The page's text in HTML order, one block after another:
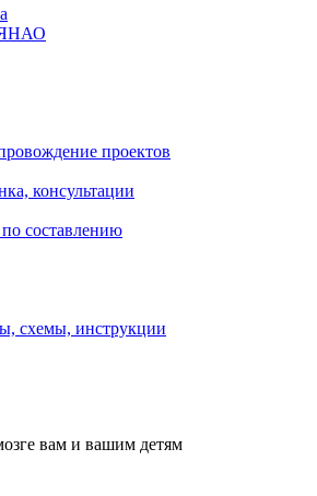
ЯНАО
проектов
консультации
по составлению
схемы, инструкции
вам и вашим детям